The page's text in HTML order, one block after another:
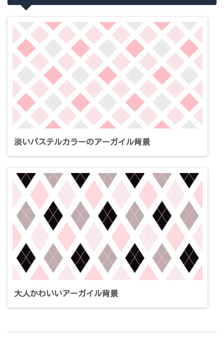
淡いパステルカラーのアーガイル背景
大人かわいいアーガイル背景